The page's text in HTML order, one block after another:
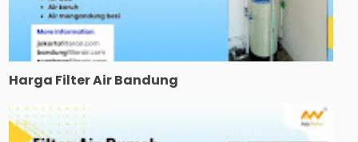
Harga Filter Air Bandung